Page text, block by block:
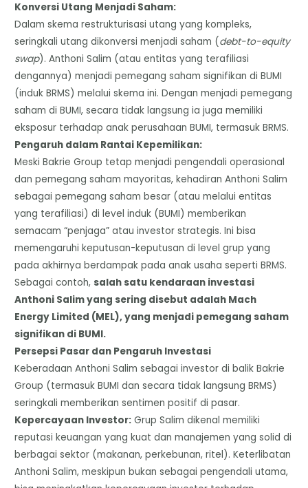
​Konversi Utang Menjadi Saham:
Dalam skema restrukturisasi utang yang kompleks,
seringkali utang dikonversi menjadi saham (debt-to-equity
swap). Anthoni Salim (atau entitas yang terafiliasi
dengannya) menjadi pemegang saham signifikan di BUMI
(induk BRMS) melalui skema ini. Dengan menjadi pemegang
saham di BUMI, secara tidak langsung ia juga memiliki
eksposur terhadap anak perusahaan BUMI, termasuk BRMS.
​Pengaruh dalam Rantai Kepemilikan:
Meski Bakrie Group tetap menjadi pengendali operasional
dan pemegang saham mayoritas, kehadiran Anthoni Salim
sebagai pemegang saham besar (atau melalui entitas
yang terafiliasi) di level induk (BUMI) memberikan
semacam “penjaga” atau investor strategis. Ini bisa
memengaruhi keputusan-keputusan di level grup yang
pada akhirnya berdampak pada anak usaha seperti BRMS.
​Sebagai contoh,salah satu kendaraan investasi
Anthoni Salim yang sering disebut adalah Mach
Energy Limited (MEL), yang menjadi pemegang saham
signifikan di BUMI.
​Persepsi Pasar dan Pengaruh Investasi
​Keberadaan Anthoni Salim sebagai investor di balik Bakrie
Group (termasuk BUMI dan secara tidak langsung BRMS)
seringkali memberikan sentimen positif di pasar.
​Kepercayaan Investor: Grup Salim dikenal memiliki
reputasi keuangan yang kuat dan manajemen yang solid di
berbagai sektor (makanan, perkebunan, ritel). Keterlibatan
Anthoni Salim, meskipun bukan sebagai pengendali utama,